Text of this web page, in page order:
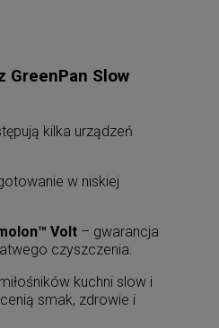
GreenPan Slow
kilka urządzeń
w niskiej
Volt – gwarancja
czyszczenia.
kuchni slow i
smak, zdrowie i